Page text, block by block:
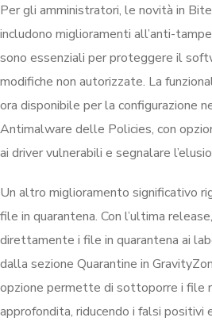
Per gli amministratori, le novità in
includono miglioramenti all’anti-
sono essenziali per proteggere il
modifiche non autorizzate. La
ora disponibile per la configurazione
Antimalware delle Policies, con
ai driver vulnerabili e segnalare
Un altro miglioramento significativo
file in quarantena. Con l’ultima
direttamente i file in quarantena ai
dalla sezione Quarantine in
opzione permette di sottoporre i file
approfondita, riducendo i falsi positivi